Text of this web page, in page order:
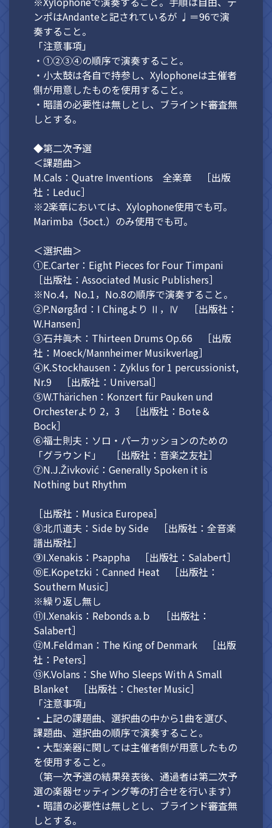
ンポはAndanteと記されているが ♩＝96で演
奏すること。
「注意事項」
・①②③④の順序で演奏すること。
・小太鼓は各自で持参し、Xylophoneは主催者
側が用意したものを使用すること。
・暗譜の必要性は無しとし、ブラインド審査無
しとする。
◆第二次予選
＜課題曲＞
M.Cals：Quatre Inventions 全楽章 ［出版
社：Leduc］
※2楽章においては、Xylophone使用でも可。
Marimba（5oct.）のみ使用でも可。
＜選択曲＞
①E.Carter：Eight Pieces for Four Timpani
［出版社：Associated Music Publishers］
※No.4，No.1，No.8の順序で演奏すること。
②P.Nørgård：I Chingより Ⅱ，Ⅳ ［出版社：
W.Hansen］
③石井眞木：Thirteen Drums Op.66 ［出版
社：Moeck/Mannheimer Musikverlag］
④K.Stockhausen：Zyklus for 1 percussionist,
Nr.9 ［出版社：Universal］
⑤W.Thärichen：Konzert für Pauken und
Orchesterより 2，3 ［出版社：Bote＆
Bock］
⑥福士則夫：ソロ・パーカッションのための
「グラウンド」 ［出版社：音楽之友社］
⑦N.J.Živković：Generally Spoken it is
Nothing but Rhythm
［出版社：Musica Europea］
⑧北爪道夫：Side by Side ［出版社：全音楽
譜出版社］
⑨I.Xenakis：Psappha ［出版社：Salabert］
⑩E.Kopetzki：Canned Heat ［出版社：
Southern Music］
※繰り返し無し
⑪I.Xenakis：Rebonds a.ｂ ［出版社：
Salabert］
⑫M.Feldman：The King of Denmark ［出版
社：Peters］
⑬K.Volans：She Who Sleeps With A Small
Blanket ［出版社：Chester Music］
「注意事項」
・上記の課題曲、選択曲の中から1曲を選び、
課題曲、選択曲の順序で演奏すること。
・大型楽器に関しては主催者側が用意したもの
を使用すること。
（第一次予選の結果発表後、通過者は第二次予
選の楽器セッティング等の打合せを行います）
・暗譜の必要性は無しとし、ブラインド審査無
しとする。